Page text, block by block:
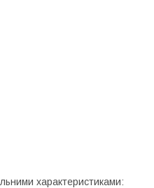
характеристиками: